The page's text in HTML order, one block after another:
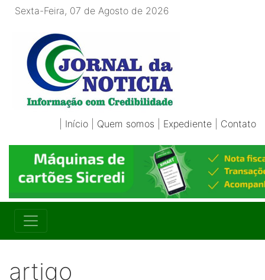
Sexta-Feira, 07 de Agosto de 2026
Início Quem somos Expediente Contato
artigo